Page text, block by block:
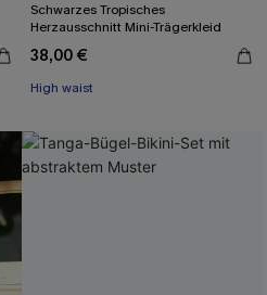
Schwarzes Tropisches
Herzausschnitt Mini-Trägerkleid
38,00 €
High waist